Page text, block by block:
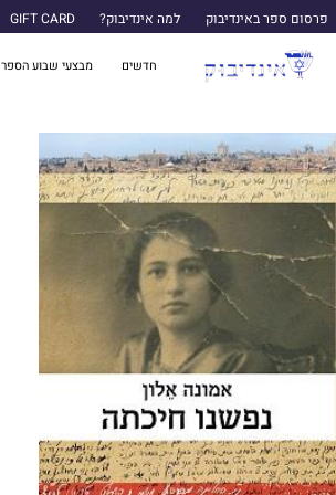
פרסום ספר באינדיבוק למה אינדיבוק? GIFT CARD
חדשים מבצעי שבוע הספר 2026